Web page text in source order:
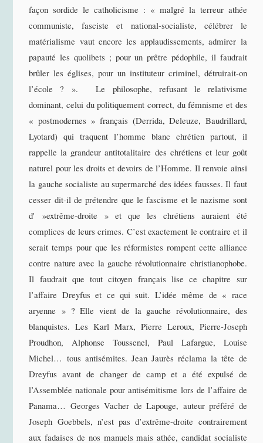
façon sordide le catholicisme : « malgré la terreur athée
communiste, fasciste et national-socialiste, célébrer le
matérialisme vaut encore les applaudissements, admirer la
papauté les quolibets ; pour un prêtre pédophile, il faudrait
brûler les églises, pour un instituteur criminel, détruirait-on
l’école ? ». Le philosophe, refusant le relativisme
dominant, celui du politiquement correct, du fémnisme et des
« postmodernes » français (Derrida, Deleuze, Baudrillard,
Lyotard) qui traquent l’homme blanc chrétien partout, il
rappelle la grandeur antitotalitaire des chrétiens et leur goût
naturel pour les droits et devoirs de l’Homme. Il renvoie ainsi
la gauche socialiste au supermarché des idées fausses. Il faut
cesser dit-il de prétendre que le fascisme et le nazisme sont
d' »extrême-droite » et que les chrétiens auraient été
complices de leurs crimes. C’est exactement le contraire et il
serait temps pour que les réformistes rompent cette alliance
contre nature avec la gauche révolutionnaire christianophobe.
Il faudrait que tout citoyen français lise ce chapitre sur
l’affaire Dreyfus et ce qui suit. L’idée même de « race
aryenne » ? Elle vient de la gauche révolutionnaire, des
blanquistes. Les Karl Marx, Pierre Leroux, Pierre-Joseph
Proudhon, Alphonse Toussenel, Paul Lafargue, Louise
Michel… tous antisémites. Jean Jaurès réclama la tête de
Dreyfus avant de changer de camp et a été expulsé de
l’Assemblée nationale pour antisémitisme lors de l’affaire de
Panama… Georges Vacher de Lapouge, auteur préféré de
Joseph Goebbels, n’est pas d’extrême-droite contrairement
aux fadaises de nos manuels mais athée, candidat socialiste